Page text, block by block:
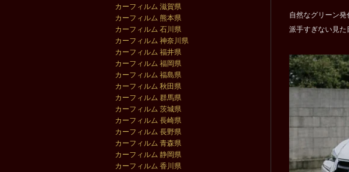
自然なグリーン発
派手すぎない見た
カーフィルム 滋賀県
カーフィルム 熊本県
カーフィルム 石川県
カーフィルム 神奈川県
カーフィルム 福井県
カーフィルム 福岡県
カーフィルム 福島県
カーフィルム 秋田県
カーフィルム 群馬県
カーフィルム 茨城県
カーフィルム 長崎県
カーフィルム 長野県
カーフィルム 青森県
カーフィルム 静岡県
カーフィルム 香川県